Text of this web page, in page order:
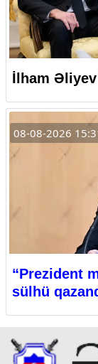
İlham
08-08-2026
“Prezident
sülhü